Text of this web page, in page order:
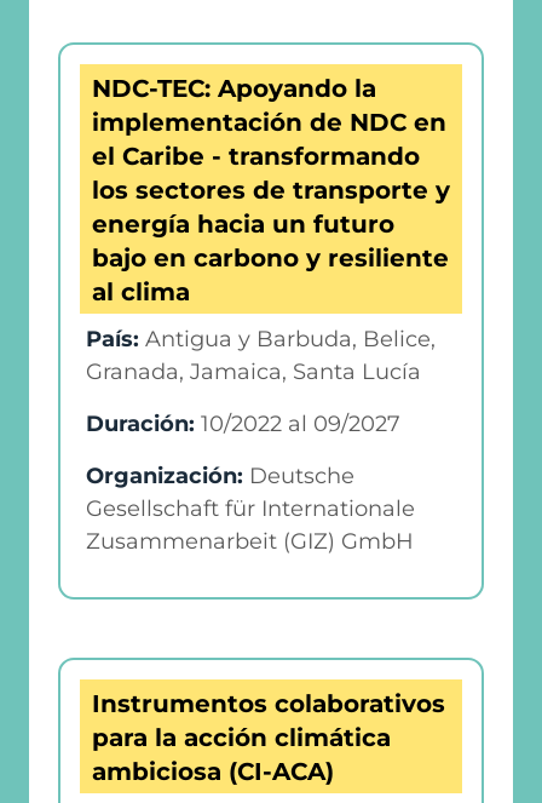
NDC-TEC: Apoyando la
implementación de NDC en
el Caribe - transformando
los sectores de transporte y
energía hacia un futuro
bajo en carbono y resiliente
al clima
País: Antigua y Barbuda, Belice,
Granada, Jamaica, Santa Lucía
Duración: 10/2022 al 09/2027
Organización: Deutsche
Gesellschaft für Internationale
Zusammenarbeit (GIZ) GmbH
Instrumentos colaborativos
para la acción climática
ambiciosa (CI-ACA)